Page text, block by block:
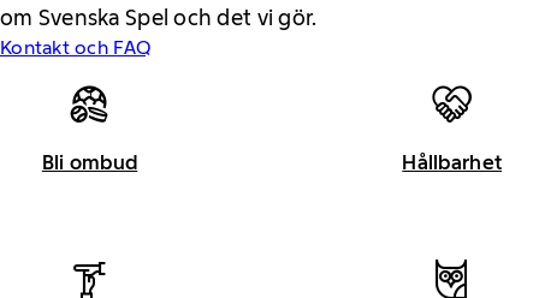
om Svenska Spel och det vi gör.
Kontakt och FAQ
Bli ombud Hållbarhet